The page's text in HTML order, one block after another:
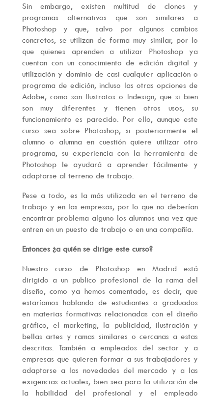
Sin embargo, existen multitud de clones y
programas alternativos que son similares a
Photoshop y que, salvo por algunos cambios
concretos, se utilizan de forma muy similar, por lo
que quienes aprenden a utilizar Photoshop ya
cuentan con un conocimiento de edición digital y
utilización y dominio de casi cualquier aplicación o
programa de edición, incluso las otras opciones de
Adobe, como son Ilustratos o Indesign, que si bien
son muy diferentes y tienen otros usos, su
funcionamiento es parecido. Por ello, aunque este
curso sea sobre Photoshop, si posteriormente el
alumno o alumna en cuestión quiere utilizar otro
programa, su experiencia con la herramienta de
Photoshop le ayudará a aprender fácilmente y
adaptarse al terreno de trabajo.
Pese a todo, es la más utilizada en el terreno de
trabajo y en las empresas, por lo que no deberían
encontrar problema alguno los alumnos una vez que
entren en un puesto de trabajo o en una compañía.
Entonces ¿a quién se dirige este curso?
Nuestro curso de Photoshop en Madrid está
dirigido a un publico profesional de la rama del
diseño, como ya hemos comentado, es decir, que
estaríamos hablando de estudiantes o graduados
en materias formativas relacionadas con el diseño
gráfico, el marketing, la publicidad, ilustración y
bellas artes y ramas similares o cercanas a estas
descritas. También a empleados del sector y a
empresas que quieren formar a sus trabajadores y
adaptarse a las novedades del mercado y a las
exigencias actuales, bien sea para la utilización de
la habilidad del profesional y el empleado